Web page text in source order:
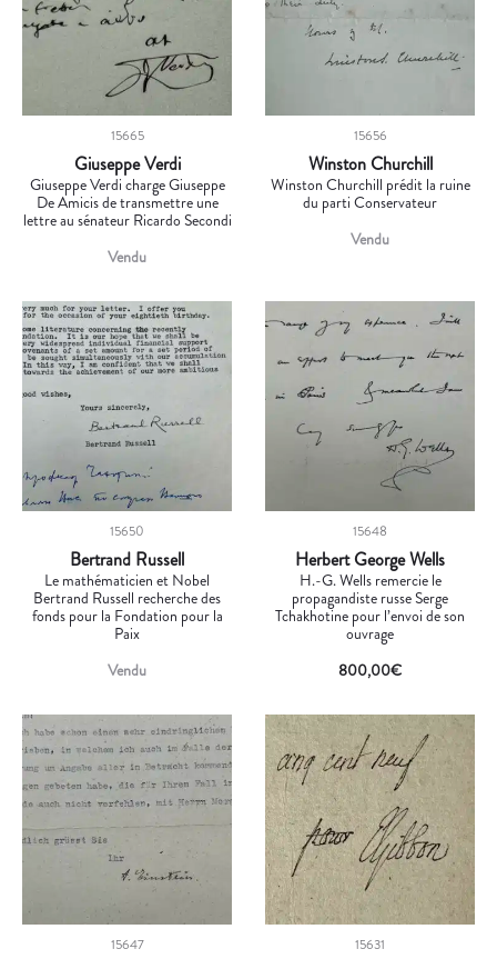
15665
Giuseppe Verdi
Giuseppe Verdi charge Giuseppe
De Amicis de transmettre une
lettre au sénateur Ricardo Secondi
Vendu
15656
Winston Churchill
Winston Churchill prédit la ruine
du parti Conservateur
Vendu
15650
Bertrand Russell
Le mathématicien et Nobel
Bertrand Russell recherche des
fonds pour la Fondation pour la
Paix
Vendu
15648
Herbert George Wells
H.-G. Wells remercie le
propagandiste russe Serge
Tchakhotine pour l’envoi de son
ouvrage
800,00€
15647 15631